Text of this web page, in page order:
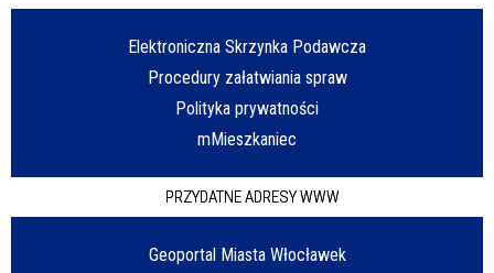
Elektroniczna Skrzynka Podawcza
Procedury załatwiania spraw
Polityka prywatności
mMieszkaniec
PRZYDATNE ADRESY WWW
Geoportal Miasta Włocławek